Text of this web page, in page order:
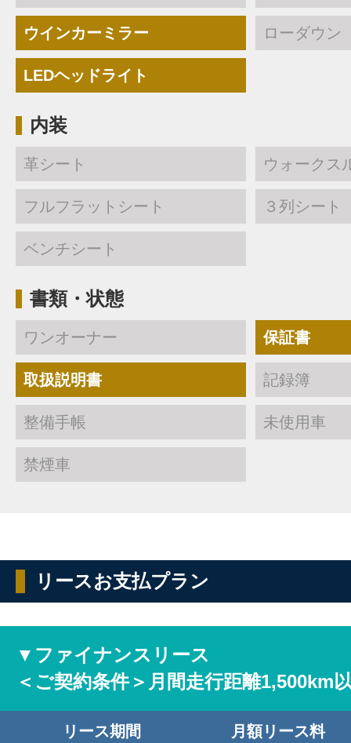
ウインカーミラー ローダウン
LEDヘッドライト
内装
革シート ウォークス
フルフラットシート ３列シート
ベンチシート
書類・状態
ワンオーナー 保証書
取扱説明書 記録簿
整備手帳 未使用車
禁煙車
リースお支払プラン
▼ファイナンスリース
＜ご契約条件＞月間走行距離1,500km
リース期間
月額リース料